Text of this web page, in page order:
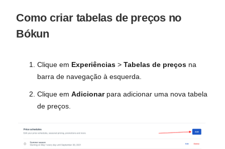
Como criar tabelas de preços no
Bókun
Clique em Experiências > Tabelas de preços na
barra de navegação à esquerda.
Clique em Adicionarpara adicionar uma nova tabela
de preços.